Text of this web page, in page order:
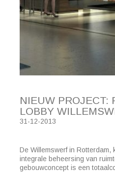
NIEUW PROJECT:
LOBBY
31-12-2013
De Willemswerf in Rotterdam,
integrale beheersing van
gebouwconcept is een